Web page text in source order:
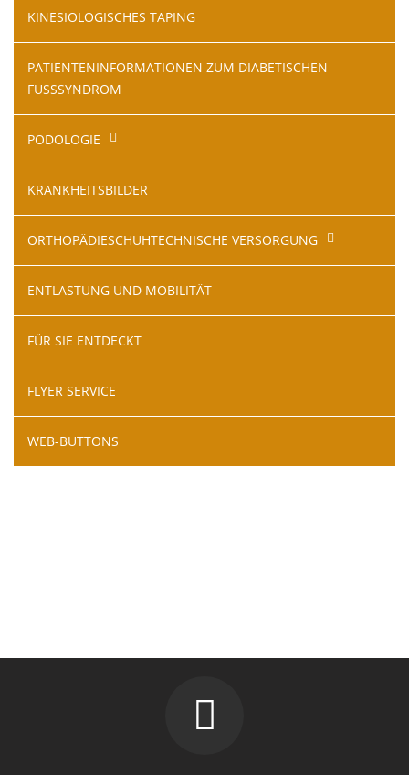
KINESIOLOGISCHES TAPING
PATIENTENINFORMATIONEN ZUM DIABETISCHEN
FUSSSYNDROM
PODOLOGIE
KRANKHEITSBILDER
ORTHOPÄDIESCHUHTECHNISCHE VERSORGUNG
ENTLASTUNG UND MOBILITÄT
FÜR SIE ENTDECKT
FLYER SERVICE
WEB-BUTTONS